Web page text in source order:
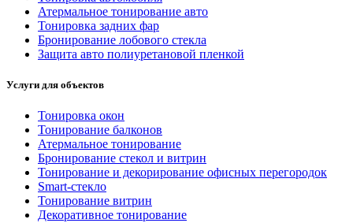
Атермальное тонирование авто
Тонировка задних фар
Бронирование лобового стекла
Защита авто полиуретановой пленкой
Услуги для объектов
Тонировка окон
Тонирование балконов
Атермальное тонирование
Бронирование стекол и витрин
Тонирование и декорирование офисных перегородок
Smart-стекло
Тонирование витрин
Декоративное тонирование